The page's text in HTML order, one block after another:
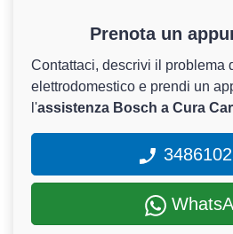
Prenota un
Contattaci, descrivi il problema
elettrodomestico e prendi un
l'assistenza Bosch a Cura